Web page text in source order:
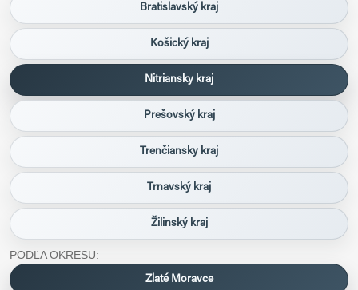
Bratislavský kraj
Košický kraj
Nitriansky kraj
Prešovský kraj
Trenčiansky kraj
Trnavský kraj
Žilinský kraj
PODĽA OKRESU:
Zlaté Moravce